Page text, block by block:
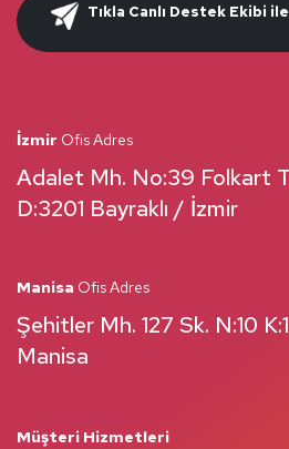
Tıkla Canlı Destek Ekibi
İzmir Ofis Adres
Adalet Mh. No:39 Folkart
D:3201 Bayraklı / İzmir
Manisa Ofis Adres
Şehitler Mh. 127 Sk. N:10
Manisa
Müşteri Hizmetleri